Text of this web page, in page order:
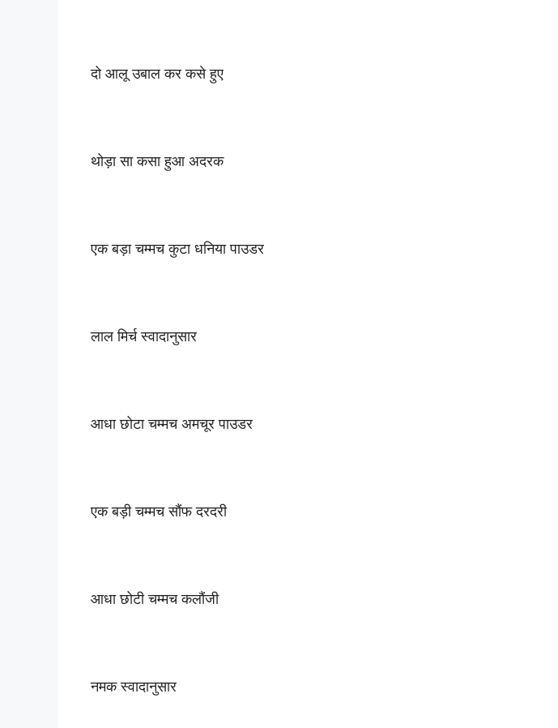
दो आलू उबाल कर कसे हुए
थोड़ा सा कसा हुआ अदरक
एक बड़ा चम्मच कुटा धनिया पाउडर
लाल मिर्च स्वादानुसार
आधा छोटा चम्मच अमचूर पाउडर
एक बड़ी चम्मच सौंफ दरदरी
आधा छोटी चम्मच कलौंजी
नमक स्वादानुसार